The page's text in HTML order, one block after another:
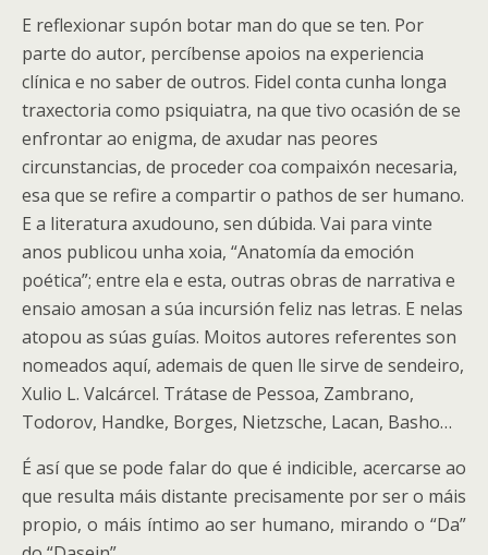
E reflexionar supón botar man do que se ten. Por
parte do autor, percíbense apoios na experiencia
clínica e no saber de outros. Fidel conta cunha longa
traxectoria como psiquiatra, na que tivo ocasión de se
enfrontar ao enigma, de axudar nas peores
circunstancias, de proceder coa compaixón necesaria,
esa que se refire a compartir o pathos de ser humano.
E a literatura axudouno, sen dúbida. Vai para vinte
anos publicou unha xoia, “Anatomía da emoción
poética”; entre ela e esta, outras obras de narrativa e
ensaio amosan a súa incursión feliz nas letras. E nelas
atopou as súas guías. Moitos autores referentes son
nomeados aquí, ademais de quen lle sirve de sendeiro,
Xulio L. Valcárcel. Trátase de Pessoa, Zambrano,
Todorov, Handke, Borges, Nietzsche, Lacan, Basho…
É así que se pode falar do que é indicible, acercarse ao
que resulta máis distante precisamente por ser o máis
propio, o máis íntimo ao ser humano, mirando o “Da”